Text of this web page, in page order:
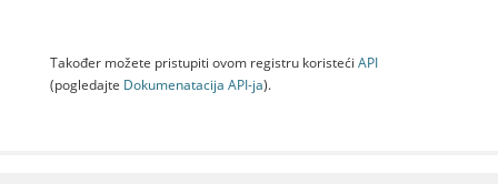
Također možete pristupiti ovom registru koristeći API
(pogledajte Dokumenаtаcijа API-jа).